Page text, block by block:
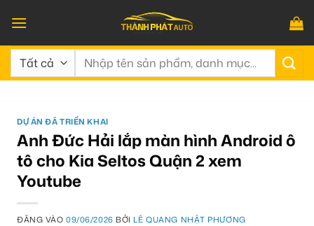
qua
nội
dung
Tìm
DỰ ÁN ĐÃ TRIỂN KHAI
Anh Đức Hải lắp màn hình Android ô
tô cho Kia Seltos Quận 2 xem
Youtube
ĐĂNG VÀO09/06/2026 BỞI LÊ QUANG NHẬT PHƯƠNG